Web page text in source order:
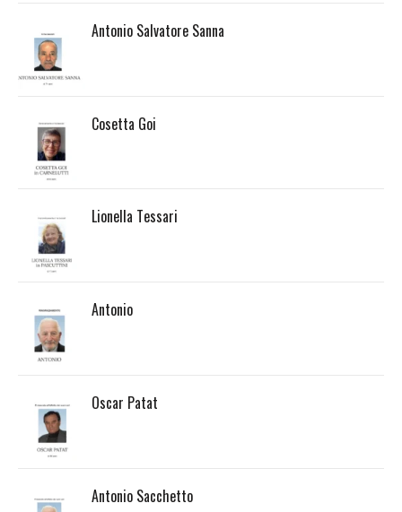
Antonio Salvatore Sanna
Cosetta Goi
Lionella Tessari
Antonio
Oscar Patat
Antonio Sacchetto